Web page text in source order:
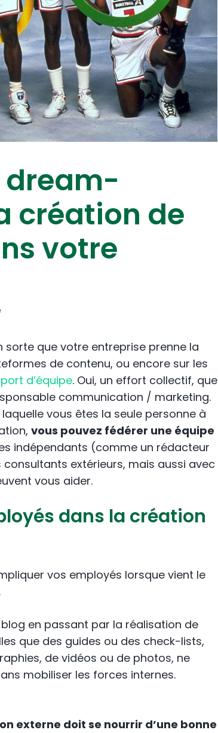
dream-
création de
votre
sorte que votre entreprise prenne la
de contenu, ou encore sur les
d’équipe. Oui, un effort collectif, que
communication / marketing.
laquelle vous êtes la seule personne à
vous pouvez fédérer une équipe
indépendants (comme un rédacteur
extérieurs, mais aussi avec
vous aider.
dans la création
vos employés lorsque vient le
en passant par la réalisation de
que des guides ou des check-lists,
de vidéos ou de photos, ne
mobiliser les forces internes.
externe doit se nourrir d’une bonne